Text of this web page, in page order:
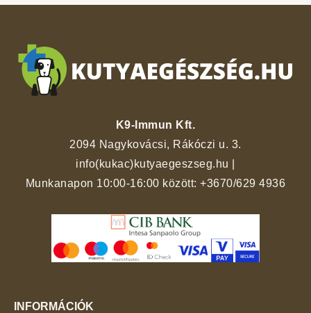
K9-Immun Kft.
2094 Nagykovácsi, Rákóczi u. 3.
info(kukac)kutyaegeszseg.hu
Munkanapon 10:00-16:00 között:+3670/629 4936
INFORMÁCIÓK